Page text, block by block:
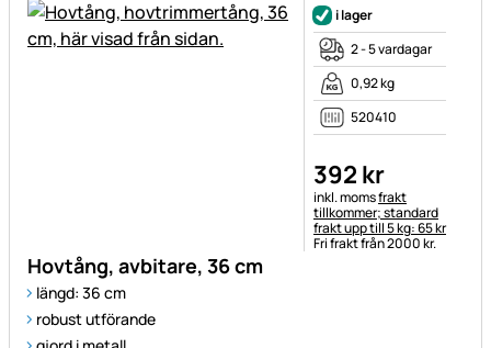
Hovtång, avbitare, 36 cm
längd: 36 cm
robust utförande
i lager
2 - 5 vardagar
0,92 kg
520410
392 kr
Skatteinformation:
inkl. momsfrakt
tillkommer; standard
frakt upp till 5 kg: 65 kr
Fri frakt från 2000 kr.